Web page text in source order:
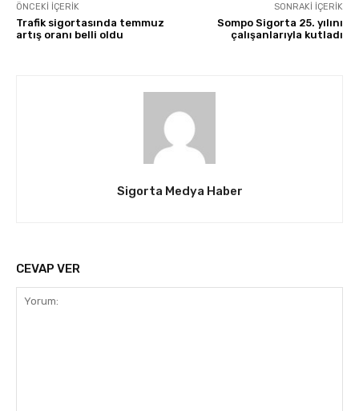
ÖNCEKI İÇERIK
Trafik sigortasında temmuz
artış oranı belli oldu
SONRAKI İÇERIK
Sompo Sigorta 25. yılını
çalışanlarıyla kutladı
Sigorta Medya Haber
CEVAP VER